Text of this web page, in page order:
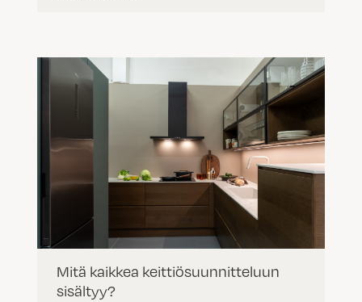
Mitä kaikkea keittiösuunnitteluun
sisältyy?